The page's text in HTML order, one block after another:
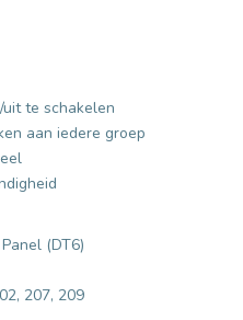
te schakelen
aan iedere groep
(DT6)
207, 209